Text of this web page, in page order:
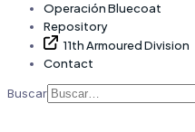
Operación Bluecoat
Repository
11th Armoured Division
Contact
Buscar